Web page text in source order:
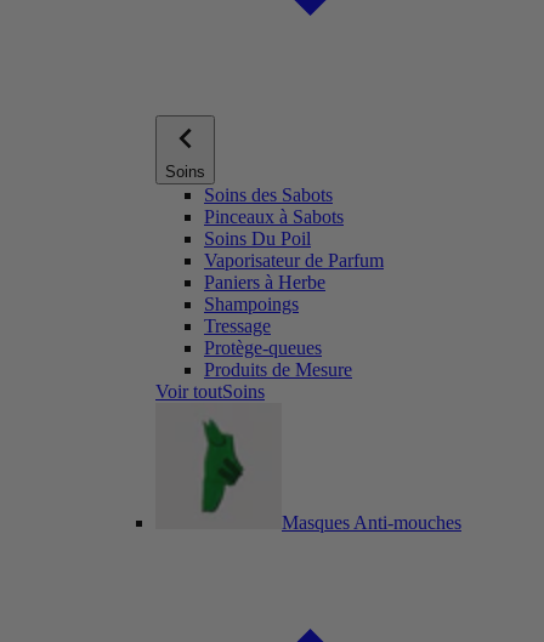
Soins
Soins des Sabots
Pinceaux à Sabots
Soins Du Poil
Vaporisateur de Parfum
Paniers à Herbe
Shampoings
Tressage
Protège-queues
Produits de Mesure
Voir toutSoins
Masques Anti-mouches